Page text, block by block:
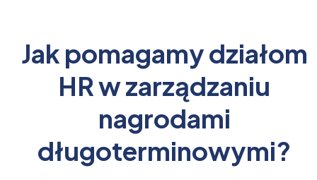
Jak pomagamy działom
HR w zarządzaniu
nagrodami
długoterminowymi?